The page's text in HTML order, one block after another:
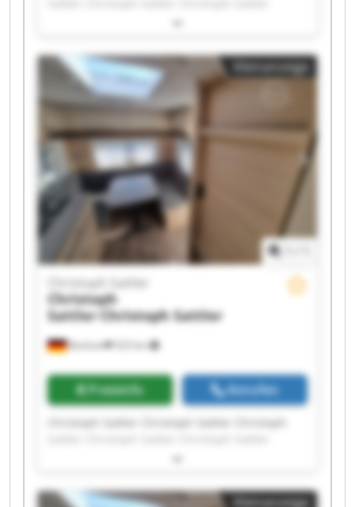
Christoph Sattler Christoph Sattler Christoph
Christoph Sattler Christoph Sattler Christoph
Sattler Christoph Sattler Christoph Sattler
Christoph Sattler Christoph Sattler Christoph
Sattler Christoph Sattler Christoph Sattler
Kleinanzeige
Bochum 523 km
Christoph Sattler
Christoph
Sattler
Christoph Sattler
Preisinfo Anrufen
Christoph Sattler Christoph Sattler Christoph
Christoph Sattler Christoph Sattler Christoph
Christoph Sattler Christoph Sattler Christoph
Kleinanzeige